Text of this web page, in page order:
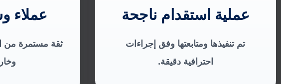
عملية استقدام ناجحة
تم تنفيذها ومتابعتها وفق إجراءات
احترافية دقيقة.
عملاء
ثقة مستمرة من